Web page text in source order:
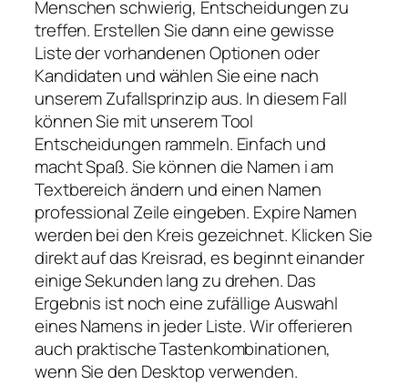
Menschen schwierig, Entscheidungen zu
treffen. Erstellen Sie dann eine gewisse
Liste der vorhandenen Optionen oder
Kandidaten und wählen Sie eine nach
unserem Zufallsprinzip aus. In diesem Fall
können Sie mit unserem Tool
Entscheidungen rammeln. Einfach und
macht Spaß. Sie können die Namen i am
Textbereich ändern und einen Namen
professional Zeile eingeben. Expire Namen
werden bei den Kreis gezeichnet. Klicken Sie
direkt auf das Kreisrad, es beginnt einander
einige Sekunden lang zu drehen. Das
Ergebnis ist noch eine zufällige Auswahl
eines Namens in jeder Liste. Wir offerieren
auch praktische Tastenkombinationen,
wenn Sie den Desktop verwenden.